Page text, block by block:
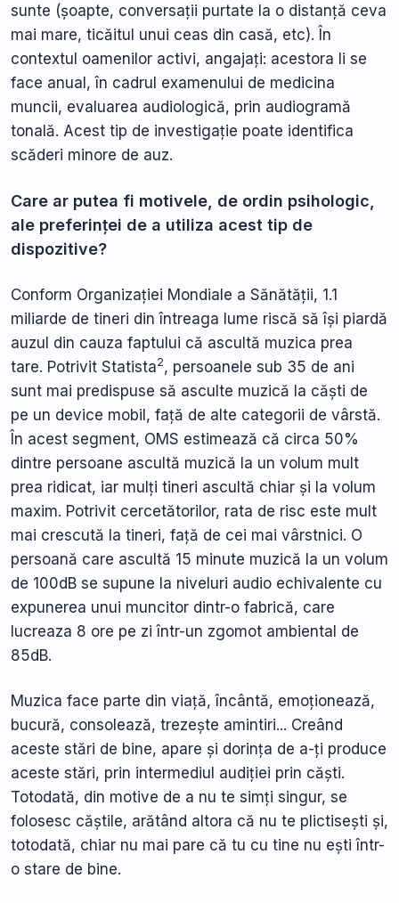
sunte (șoapte, conversații purtate la o distanță ceva
mai mare, ticăitul unui ceas din casă, etc). În
contextul oamenilor activi, angajați: acestora li se
face anual, în cadrul examenului de medicina
muncii, evaluarea audiologică, prin audiogramă
tonală. Acest tip de investigație poate identifica
scăderi minore de auz.
Care ar putea fi motivele, de ordin psihologic,
ale preferinței de a utiliza acest tip de
dispozitive?
Conform Organizației Mondiale a Sănătății, 1.1
miliarde de tineri din întreaga lume riscă să își piardă
auzul din cauza faptului că ascultă muzica prea
tare. Potrivit Statista2, persoanele sub 35 de ani
sunt mai predispuse să asculte muzică la căști de
pe un device mobil, față de alte categorii de vârstă.
În acest segment, OMS estimează că circa 50%
dintre persoane ascultă muzică la un volum mult
prea ridicat, iar mulți tineri ascultă chiar și la volum
maxim. Potrivit cercetătorilor, rata de risc este mult
mai crescută la tineri, față de cei mai vârstnici. O
persoană care ascultă 15 minute muzică la un volum
de 100dB se supune la niveluri audio echivalente cu
expunerea unui muncitor dintr-o fabrică, care
lucreaza 8 ore pe zi într-un zgomot ambiental de
85dB.
Muzica face parte din viață, încântă, emoționează,
bucură, consolează, trezește amintiri... Creând
aceste stări de bine, apare și dorința de a-ți produce
aceste stări, prin intermediul audiției prin căști.
Totodată, din motive de a nu te simți singur, se
folosesc căștile, arătând altora că nu te plictisești și,
totodată, chiar nu mai pare că tu cu tine nu ești într-
o stare de bine.